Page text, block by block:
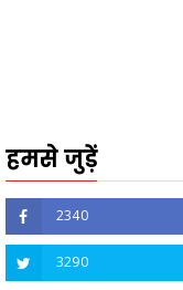
हमसे जुड़ें
2340
3290